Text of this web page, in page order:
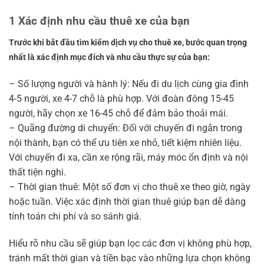
1 Xác định nhu cầu thuê xe của bạn
Trước khi bắt đầu tìm kiếm dịch vụ cho thuê xe, bước quan trọng
nhất là xác định mục đích và nhu cầu thực sự của bạn:
– Số lượng người và hành lý: Nếu đi du lịch cùng gia đình
4-5 người, xe 4-7 chỗ là phù hợp. Với đoàn đông 15-45
người, hãy chọn xe 16-45 chỗ để đảm bảo thoải mái.
– Quãng đường di chuyển: Đối với chuyến đi ngắn trong
nội thành, bạn có thể ưu tiên xe nhỏ, tiết kiệm nhiên liệu.
Với chuyến đi xa, cần xe rộng rãi, máy móc ổn định và nội
thất tiện nghi.
– Thời gian thuê: Một số đơn vị cho thuê xe theo giờ, ngày
hoặc tuần. Việc xác định thời gian thuê giúp bạn dễ dàng
tính toán chi phí và so sánh giá.
Hiểu rõ nhu cầu sẽ giúp bạn lọc các đơn vị không phù hợp,
tránh mất thời gian và tiền bạc vào những lựa chọn không